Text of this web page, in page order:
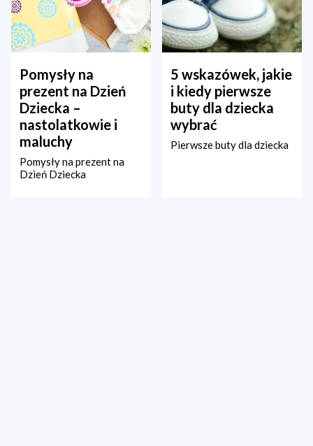
Pomysły na
prezent na Dzień
Dziecka –
nastolatkowie i
maluchy
Pomysły na prezent na
Dzień Dziecka
5 wskazówek, jakie
i kiedy pierwsze
buty dla dziecka
wybrać
Pierwsze buty dla dziecka